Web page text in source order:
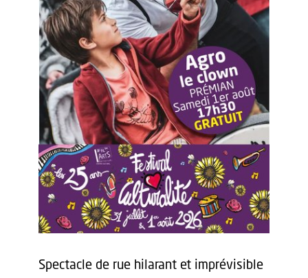
Spectacle de rue hilarant et imprévisible